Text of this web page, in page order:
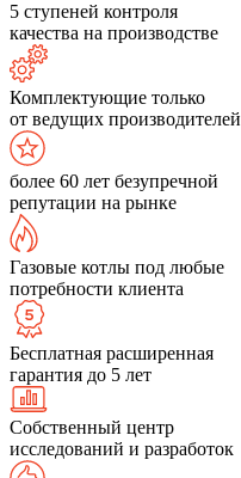
5 ступеней контроля
качества на производстве
Комплектующие только
от ведущих производителей
более 60 лет безупречной
репутации на рынке
Газовые котлы под любые
потребности клиента
Бесплатная расширенная
гарантия до 5 лет
Собственный центр
исследований и разработок